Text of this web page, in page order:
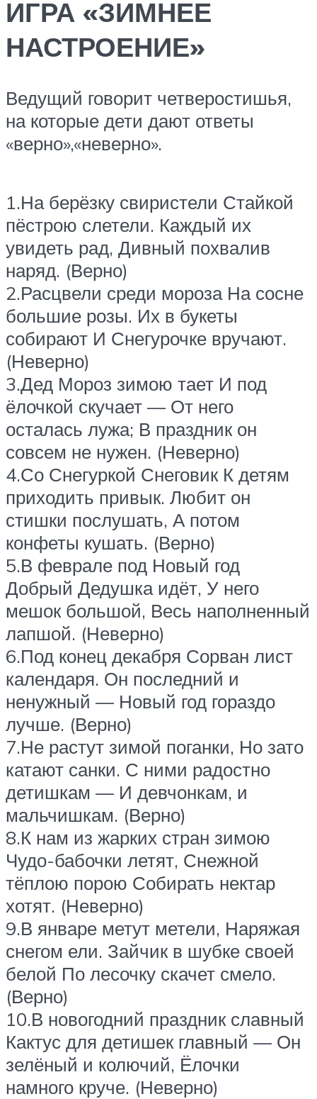
ИГРА «ЗИМНЕЕ
НАСТРОЕНИЕ»
Ведущий говорит четверостишья,
на которые дети дают ответы
«верно»,«неверно».
1.На берёзку свиристели Стайкой
пёстрою слетели. Каждый их
увидеть рад, Дивный похвалив
наряд. (Верно)
2.Расцвели среди мороза На сосне
большие розы. Их в букеты
собирают И Снегурочке вручают.
(Неверно)
3.Дед Мороз зимою тает И под
ёлочкой скучает — От него
осталась лужа; В праздник он
совсем не нужен. (Неверно)
4.Со Снегуркой Снеговик К детям
приходить привык. Любит он
стишки послушать, А потом
конфеты кушать. (Верно)
5.В феврале под Новый год
Добрый Дедушка идёт, У него
мешок большой, Весь наполненный
лапшой. (Неверно)
6.Под конец декабря Сорван лист
календаря. Он последний и
ненужный — Новый год гораздо
лучше. (Верно)
7.Не растут зимой поганки, Но зато
катают санки. С ними радостно
детишкам — И девчонкам, и
мальчишкам. (Верно)
8.К нам из жарких стран зимою
Чудо-бабочки летят, Снежной
тёплою порою Собирать нектар
хотят. (Неверно)
9.В январе метут метели, Наряжая
снегом ели. Зайчик в шубке своей
белой По лесочку скачет смело.
(Верно)
10.В новогодний праздник славный
Кактус для детишек главный — Он
зелёный и колючий, Ёлочки
намного круче. (Неверно)